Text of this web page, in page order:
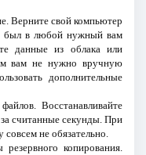
Верните свой компьютер
был в любой нужный вам
данные из облака или
вам не нужно вручную
дополнительные
Восстанавливайте
считанные секунды. При
совсем не обязательно.
копирования.